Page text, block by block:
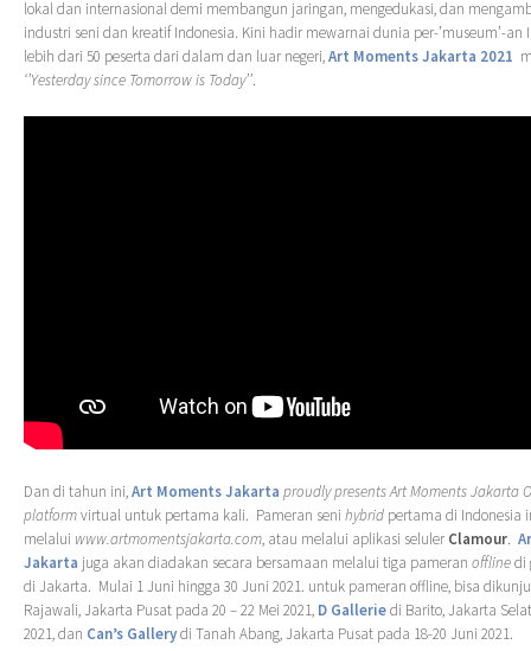
lokal dan internasional demi membangun jaringan, mengedukasi, dan
industri seni dan kreatif Indonesia. Kini hadir mewarnai dunia per-’museum’-an
lebih dari 50 peserta dari dalam dan luar negeri,Art Moments Jakarta 2021
‘’Yesterday since Tomorrow is Today’’.
Dan di tahun ini,Art Moments Jakarta proudly presentsArt Moments Jakarta
platformvirtual untuk pertama kali. Pameran seni hybrid pertama di Indonesia
melalui www.artmomentsjakarta.com, atau melalui aplikasi seluler Clamour.
Jakarta juga akan diadakan secara bersamaan melalui tiga pameran offlinedi
di Jakarta. Mulai 1 Juni hingga 30 Juni 2021. untuk pameran offline, bisa
Rajawali, Jakarta Pusat pada 20 – 22 Mei 2021, D Galleriedi Barito, Jakarta
2021, dan Can’s Gallerydi Tanah Abang, Jakarta Pusat pada 18-20 Juni 2021.